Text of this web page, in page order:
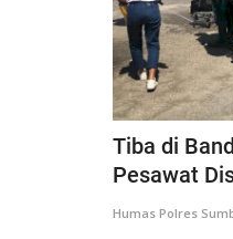
Tiba di
Pesawat
Humas Polres